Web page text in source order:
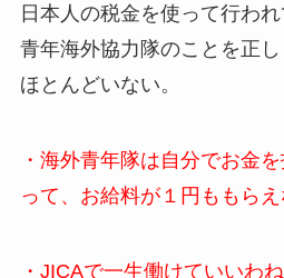
日本人の税金を使って行われ
青年海外協力隊のことを正
ほとんどいない。
・海外青年隊は自分でお金
って、お給料が１円ももらえ
・JICAで一生働けていいわ